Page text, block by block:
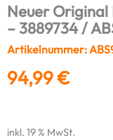
Neuer Original
– 3889734 /
Artikelnummer:
94,99€
inkl. 19 % MwSt.